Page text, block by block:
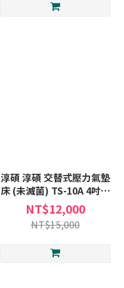
淳碩 淳碩 交替式壓力氣墊
床 (未滅菌) TS-10A 4吋三
管 氣墊床B款補助 氣墊床
贈:床包X1+中單X1 TS10A
NT$12,000
NT$15,000